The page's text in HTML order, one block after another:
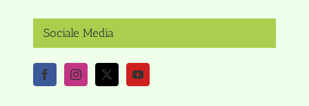
Sociale Media